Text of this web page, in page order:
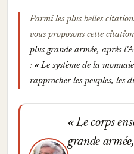
Parmi les plus belles
vous proposons cette
plus grande armée, après
:
Le système de la
rapprocher les peuples, les
Le corps
grande